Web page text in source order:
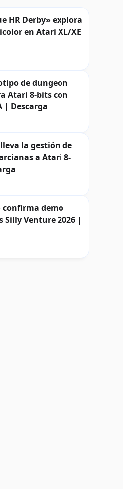
HR Derby» explora
en Atari XL/XE
de dungeon
Atari 8-bits con
| Descarga
la gestión de
a Atari 8-
confirma demo
Silly Venture 2026 |